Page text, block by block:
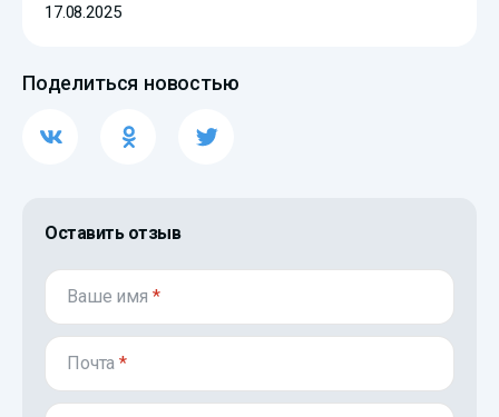
17.08.2025
Поделиться новостью
Оставить отзыв
Ваше имя *
Почта*